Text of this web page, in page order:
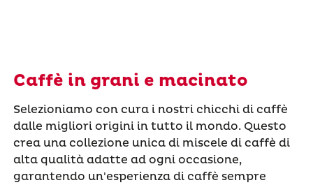
Caffè in grani e macinato
Selezioniamo con cura i nostri chicchi di caffè
dalle migliori origini in tutto il mondo. Questo
crea una collezione unica di miscele di caffè di
alta qualità adatte ad ogni occasione,
garantendo un'esperienza di caffè sempre